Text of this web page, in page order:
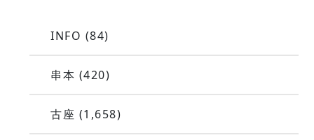
INFO (84)
串本 (420)
古座 (1,658)